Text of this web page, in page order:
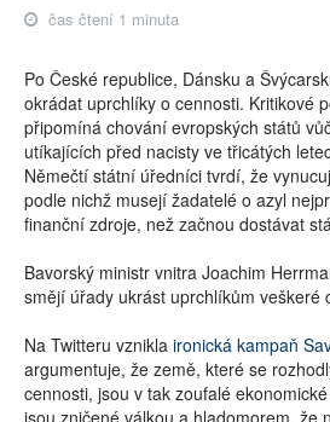
čas čtení 1 minuta
Po České republice, Dánsku a
okrádat uprchlíky o cennosti. Kritikové
připomíná chování evropských států
utíkajících před nacisty ve třicátých
Němečtí státní úředníci tvrdí, že
podle nichž musejí žadatelé o azyl
finanční zdroje, než začnou dostávat
Bavorský ministr vnitra Joachim
smějí úřady ukrást uprchlíkům veškeré
Na Twitteru vznikla ironická kampaň
argumentuje, že země, které se
cennosti, jsou v tak zoufalé